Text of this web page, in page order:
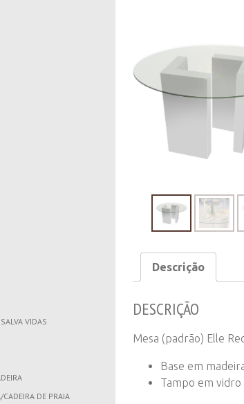
VIDAS
CADEIRA DE PRAIA
Descrição
DESCRIÇÃO
Mesa (padrão) Elle
Base em
Tampo em vidro